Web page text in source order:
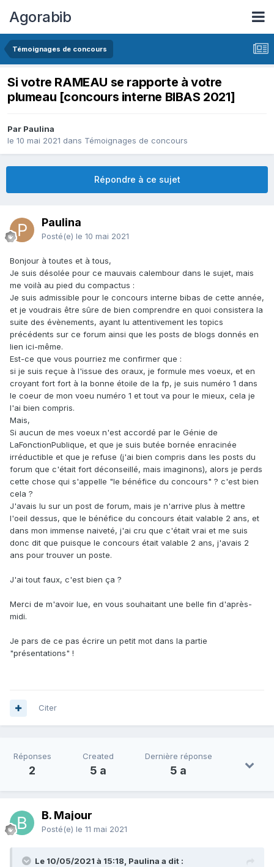
Agorabib
Témoignages de concours
Si votre RAMEAU se rapporte à votre
plumeau [concours interne BIBAS 2021]
Par Paulina
le 10 mai 2021 dans Témoignages de concours
Répondre à ce sujet
Paulina
Posté(e) le 10 mai 2021
Bonjour à toutes et à tous,
Je suis désolée pour ce mauvais calembour dans le sujet, mais
me voilà au pied du compactus :
Je suis admissible pour le concours interne bibas de cette année,
et je voudrais être sûre de bien comprendre en quoi consistera la
suite des évènements, ayant lu attentivement les topics
précédents sur ce forum ainsi que les posts de blogs donnés en
lien ici-même.
Est-ce que vous pourriez me confirmer que :
si je suis reçue à l'issue des oraux, je formule mes voeux, et en
croyant fort fort à la bonne étoile de la fp, je suis numéro 1 dans
le coeur de mon voeu numéro 1 et tout va pour le mieux, cela je
l'ai bien compris.
Mais,
Si aucun de mes voeux n'est accordé par le Génie de
LaFonctionPublique, et que je suis butée bornée enracinée
irréductible et que je refuse (j'ai bien compris dans les posts du
forum que c'était fort déconseillé, mais imaginons), alors je perds
cette chose qui s'appelle "le bénéfice du concours" ? c'est bien
cela ?
J'avais lu sur un post de forum, mais je n'arrive plus à mettre
l'oeil dessus, que le bénéfice du concours était valable 2 ans, et
dans mon immense naiveté, j'ai cru que c'était vrai et me suis
donc dit que puisque le concours était valable 2 ans, j'avais 2
ans pour trouver un poste.
J'ai tout faux, c'est bien ça ?
Merci de m'avoir lue, en vous souhaitant une belle fin d'après-
midi.
Je pars de ce pas écrire un petit mot dans la partie
"présentations" !
Citer
Réponses
2
Created
5 a
Dernière réponse
5 a
B. Majour
Posté(e) le 11 mai 2021
Le 10/05/2021 à 15:18, Paulina a dit :